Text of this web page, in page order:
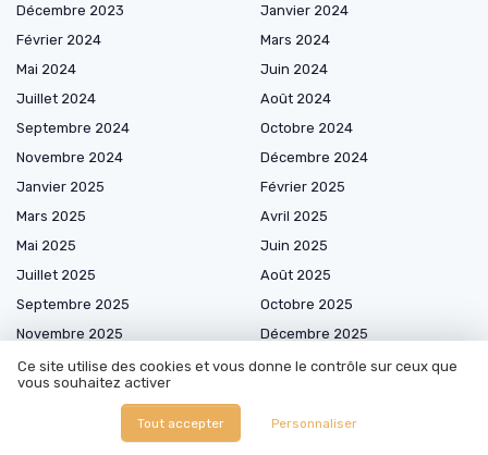
Décembre 2023
Janvier 2024
Février 2024
Mars 2024
Mai 2024
Juin 2024
Juillet 2024
Août 2024
Septembre 2024
Octobre 2024
Novembre 2024
Décembre 2024
Janvier 2025
Février 2025
Mars 2025
Avril 2025
Mai 2025
Juin 2025
Juillet 2025
Août 2025
Septembre 2025
Octobre 2025
Novembre 2025
Décembre 2025
Janvier 2026
Février 2026
Mars 2026
Juin 2026
Ce site utilise des cookies et vous donne le contrôle sur ceux que
vous souhaitez activer
Tout accepter Personnaliser